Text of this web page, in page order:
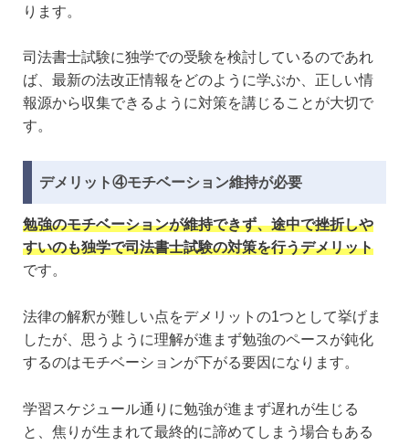
ります。
司法書士試験に独学での受験を検討しているのであれ
ば、最新の法改正情報をどのように学ぶか、正しい情
報源から収集できるように対策を講じることが大切で
す。
デメリット④モチベーション維持が必要
勉強のモチベーションが維持できず、途中で挫折しや
すいのも独学で司法書士試験の対策を行うデメリット
です。
法律の解釈が難しい点をデメリットの1つとして挙げま
したが、思うように理解が進まず勉強のペースが鈍化
するのはモチベーションが下がる要因になります。
学習スケジュール通りに勉強が進まず遅れが生じる
と、焦りが生まれて最終的に諦めてしまう場合もある